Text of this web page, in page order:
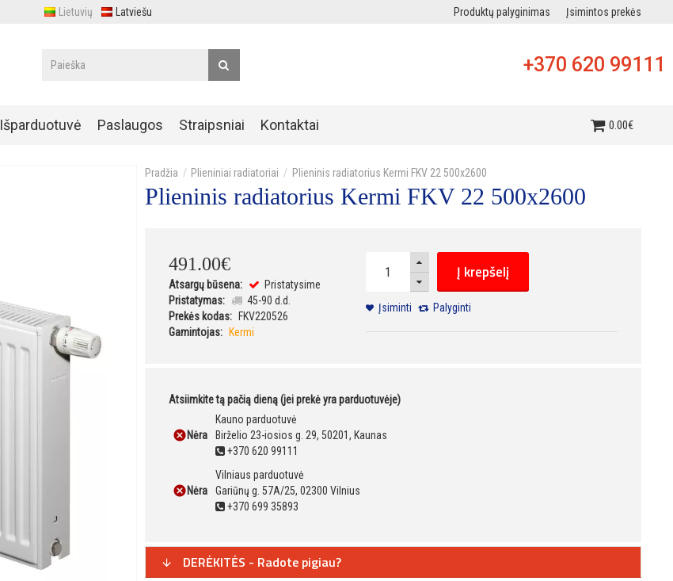
Lietuvių Latviešu Produktų palyginimas Įsimintos prekės
+370 620 99111
Išparduotuvė Paslaugos Straipsniai Kontaktai 0.00€
Plieniniai radiatoriai Plieninis radiatorius Kermi FKV 22 500x2600
Plieninis radiatorius Kermi FKV 22 500x2600
491.00€
Atsargų būsena:
Pristatysime
Pristatymas:
45-90 d.d.
Prekės kodas:
FKV220526
Gamintojas:
Kermi
Į krepšelį
Įsiminti Palyginti
Atsiimkite tą pačią dieną (jei prekė yra parduotuvėje)
Nėra
Kauno parduotuvė
Birželio 23-iosios g. 29, 50201, Kaunas
+370 620 99111
Nėra
Vilniaus parduotuvė
Gariūnų g. 57A/25, 02300 Vilnius
+370 699 35893
DERĖKITĖS - Radote pigiau?